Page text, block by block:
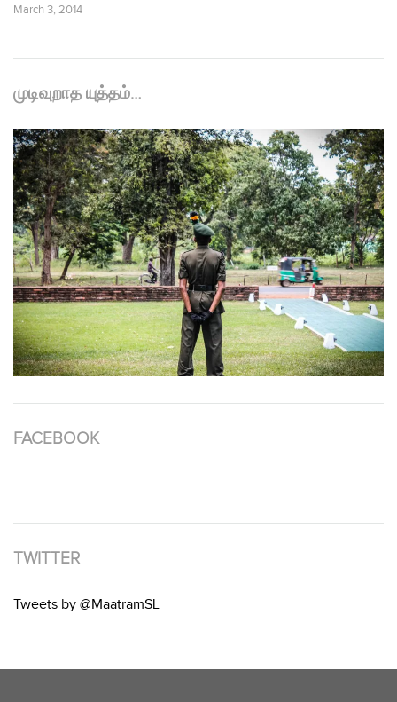
March 3, 2014
முடிவுறாத யுத்தம்…
FACEBOOK
TWITTER
Tweets by @MaatramSL